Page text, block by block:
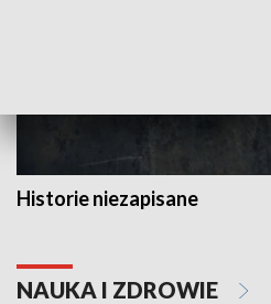
Historie niezapisane
NAUKA I ZDROWIE